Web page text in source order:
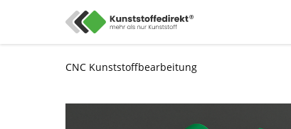
CNC Kunststoffbearbeitung